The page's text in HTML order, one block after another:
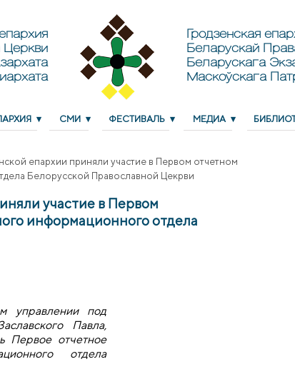
Церкви
Гродзенская
Беларускай
Беларускага
Маскоўскага
СМИ ФЕСТИВАЛЬ МЕДИА
епархии приняли участие в Первом отчетном
Белорусской Православной Цекрви
участие в Первом
информационного отдела
управлении под
Павла,
Первое отчетное
отдела